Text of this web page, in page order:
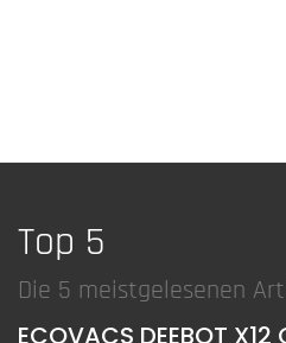
Top 5
Die 5 meistgelesenen
ECOVACS DEEBOT